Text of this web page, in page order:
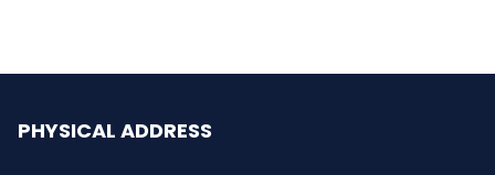
PHYSICAL ADDRESS